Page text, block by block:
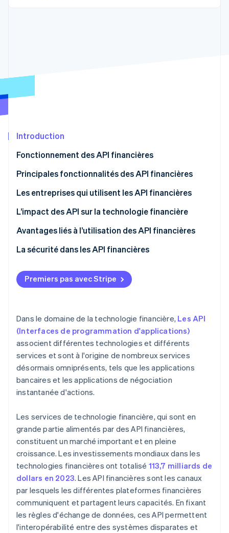
Atlas
Découvrez comment Stripe construit l’infrastructure
Regarder
Commerce de détail
État des API
Introduction
Fonctionnement des API financières
Principales fonctionnalités des API financières
Les entreprises qui utilisent les API financières
Entreprises de technologie financière
Institutions financières traditionnelles
Autres types d’entreprises
L’impact des API sur la technologie financière
Démocratisation des données financières
Mise sur le marché plus rapide :
Amélioration de l’expérience client
Collaboration
Inclusion financière
Avantages liés à l’utilisation des API financières
La sécurité dans les API financières
Fonctionnalités de sécurité
Chiffrement
Premiers pas avec Stripe
Dans le domaine de la technologie financière, Les API
(Interfaces de programmation d'applications)
associent différentes technologies et différents
services et sont à l'origine de nombreux services
désormais omniprésents, tels que les applications
bancaires et les applications de négociation
instantanée d'actions.
Les services de technologie financière, qui sont en
grande partie alimentés par des API financières,
constituent un marché important et en pleine
croissance. Les investissements mondiaux dans les
technologies financières ont totalisé 113,7 milliards de
dollars en 2023. Les API financières sont les canaux
par lesquels les différentes plateformes financières
communiquent et partagent leurs capacités. En fixant
les règles d'échange de données, ces API permettent
l'interopérabilité entre des systèmes disparates et